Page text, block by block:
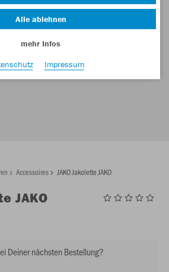
Accessoires JAKO Jakolette JAKO
JAKO
Deiner nächsten Bestellung?
Alle ablehnen
mehr Infos
Impressum